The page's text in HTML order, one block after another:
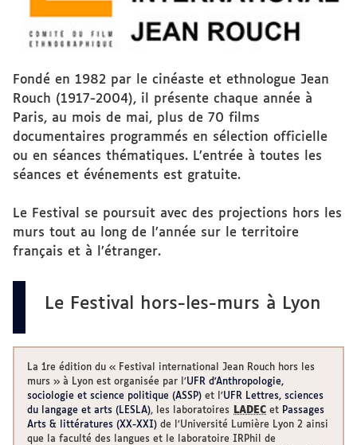
Fondé en 1982 par le cinéaste et ethnologue Jean
Rouch (1917-2004), il présente chaque année à
Paris, au mois de mai, plus de 70 films
documentaires programmés en sélection officielle
ou en séances thématiques. L’entrée à toutes les
séances et événements est gratuite.
Le Festival se poursuit avec des projections hors les
murs tout au long de l’année sur le territoire
français et à l’étranger.
Le Festival hors-les-murs à Lyon
La 1re édition du « Festival international Jean Rouch hors les
murs » à Lyon est organisée par l’UFR d'Anthropologie,
sociologie et science politique (ASSP) et l’UFR Lettres, sciences
du langage et arts (LESLA), les laboratoires LADEC et Passages
Arts & littératures (XX-XXI) de l’Université Lumière Lyon 2 ainsi
que la faculté des langues et le laboratoire IRPhil de